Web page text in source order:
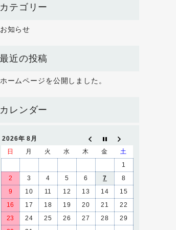
お知らせ
ホームページを公開しました。
2026年 8月
日
月 火 水 木 金
土
1
2
3 4 5 6 7
8
9
10 11 12 13 14
15
16
17 18 19 20 21
22
23
24 25 26 27 28
29